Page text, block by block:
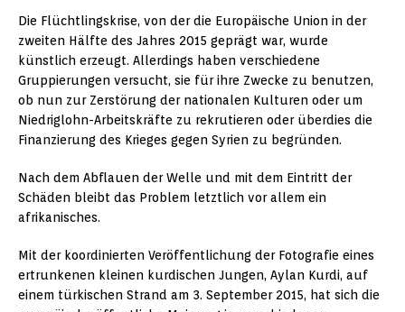
Die Flüchtlingskrise, von der die Europäische Union in der
zweiten Hälfte des Jahres 2015 geprägt war, wurde
künstlich erzeugt. Allerdings haben verschiedene
Gruppierungen versucht, sie für ihre Zwecke zu benutzen,
ob nun zur Zerstörung der nationalen Kulturen oder um
Niedriglohn-Arbeitskräfte zu rekrutieren oder überdies die
Finanzierung des Krieges gegen Syrien zu begründen.
Nach dem Abflauen der Welle und mit dem Eintritt der
Schäden bleibt das Problem letztlich vor allem ein
afrikanisches.
Mit der koordinierten Veröffentlichung der Fotografie eines
ertrunkenen kleinen kurdischen Jungen, Aylan Kurdi, auf
einem türkischen Strand am 3. September 2015, hat sich die